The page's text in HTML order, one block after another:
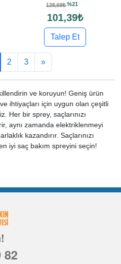
128,68₺%21
101,39₺
Talep Et
2 3 »
ve koruyun! Geniş ürün
ihtiyaçları için uygun olan çeşitli
Her bir sprey, saçlarınızı
aynı zamanda elektriklenmeyi
kazandırır. Saçlarınızı
iyi saç bakım spreyini seçin!
82